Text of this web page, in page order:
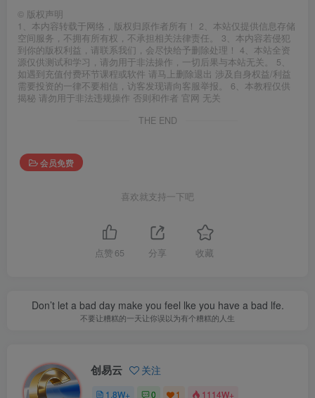
© 版权声明
1、本内容转载于网络，版权归原作者所有！ 2、本站仅提供信息存储
空间服务，不拥有所有权，不承担相关法律责任。 3、本内容若侵犯
到你的版权利益，请联系我们，会尽快给予删除处理！ 4、本站全资
源仅供测试和学习，请勿用于非法操作，一切后果与本站无关。 5、
如遇到充值付费环节课程或软件 请马上删除退出 涉及自身权益/利益
需要投资的一律不要相信，访客发现请向客服举报。 6、本教程仅供
揭秘 请勿用于非法违规操作 否则和作者 官网 无关
THE END
会员免费
喜欢就支持一下吧
点赞 65 分享 收藏
Don’t let a bad day make you feel lke you have a bad lfe.
不要让糟糕的一天让你误以为有个糟糕的人生
创易云 关注
1.8W+ 0 1 1114W+